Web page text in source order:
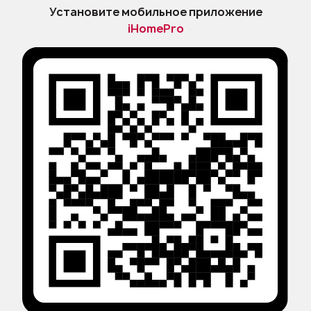
защиты персональных данных
Правила применения
рекомендательных технологий
Установите мобильное приложение
iHomePro